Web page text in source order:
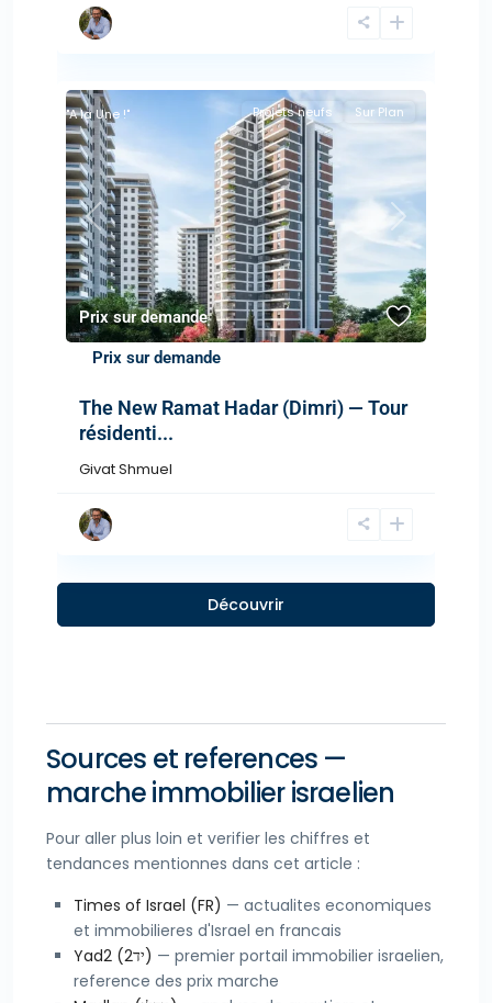
Previous Next
Prix sur demande
Projets neufs Sur Plan
"A la Une !"
Prix sur demande
The New Ramat Hadar (Dimri) — Tour
résidenti...
Givat Shmuel
Découvrir
Sources et references —
marche immobilier israelien
Pour aller plus loin et verifier les chiffres et
tendances mentionnes dans cet article :
Times of Israel (FR) — actualites economiques
et immobilieres d'Israel en francais
Yad2 (יד2) — premier portail immobilier israelien,
reference des prix marche